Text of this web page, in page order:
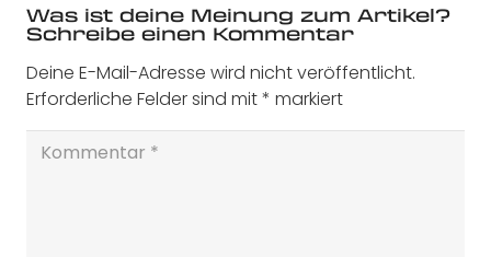
Was ist deine Meinung zum Artikel?
Schreibe einen Kommentar
Deine E-Mail-Adresse wird nicht veröffentlicht.
Erforderliche Felder sind mit* markiert